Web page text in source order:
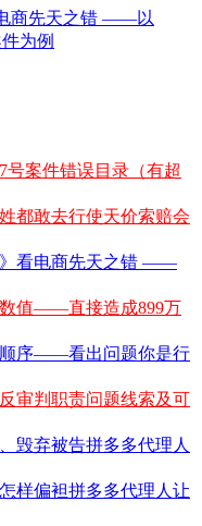
商先天之错 ——以
为例
号案件错误目录（有超
都敢去行使天价索赔会
》看电商先天之错 ——
值——直接造成899万
序——看出问题你是行
审判职责问题线索及可
毁弃被告拼多多代理人
样偏袒拼多多代理人让